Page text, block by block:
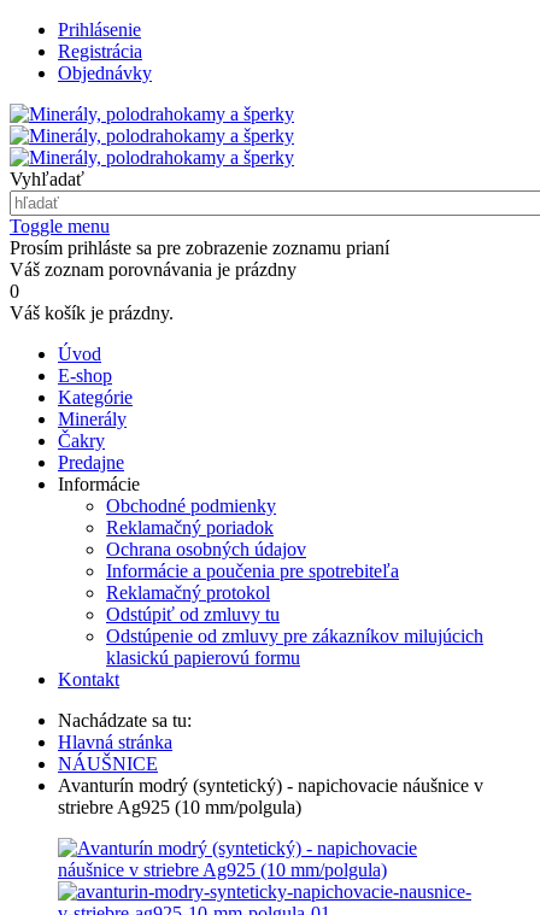
Prihlásenie
Registrácia
Objednávky
Vyhľadať
Toggle menu
Prosím prihláste sa pre zobrazenie zoznamu prianí
Váš zoznam porovnávania je prázdny
0
Váš košík je prázdny.
Úvod
E-shop
Kategórie
Minerály
Čakry
Predajne
Informácie
Obchodné podmienky
Reklamačný poriadok
Ochrana osobných údajov
Informácie a poučenia pre spotrebiteľa
Reklamačný protokol
Odstúpiť od zmluvy tu
Odstúpenie od zmluvy pre zákazníkov milujúcich
klasickú papierovú formu
Kontakt
Nachádzate sa tu:
Hlavná stránka
NÁUŠNICE
Avanturín modrý (syntetický) - napichovacie náušnice v
striebre Ag925 (10 mm/polgula)